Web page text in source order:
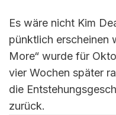
Es wäre nicht Kim
pünktlich erscheinen
More“ wurde für
vier Wochen später
die
zurück.